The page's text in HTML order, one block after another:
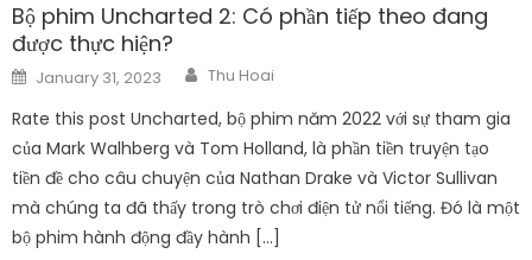
Bộ phim Uncharted 2: Có phần tiếp theo đang
được thực hiện?
Posted
on
January 31, 2023 Author
Thu Hoai
Rate this post Uncharted, bộ phim năm 2022 với sự tham gia
của Mark Walhberg và Tom Holland, là phần tiền truyện tạo
tiền đề cho câu chuyện của Nathan Drake và Victor Sullivan
mà chúng ta đã thấy trong trò chơi điện tử nổi tiếng. Đó là một
bộ phim hành động đầy hành […]